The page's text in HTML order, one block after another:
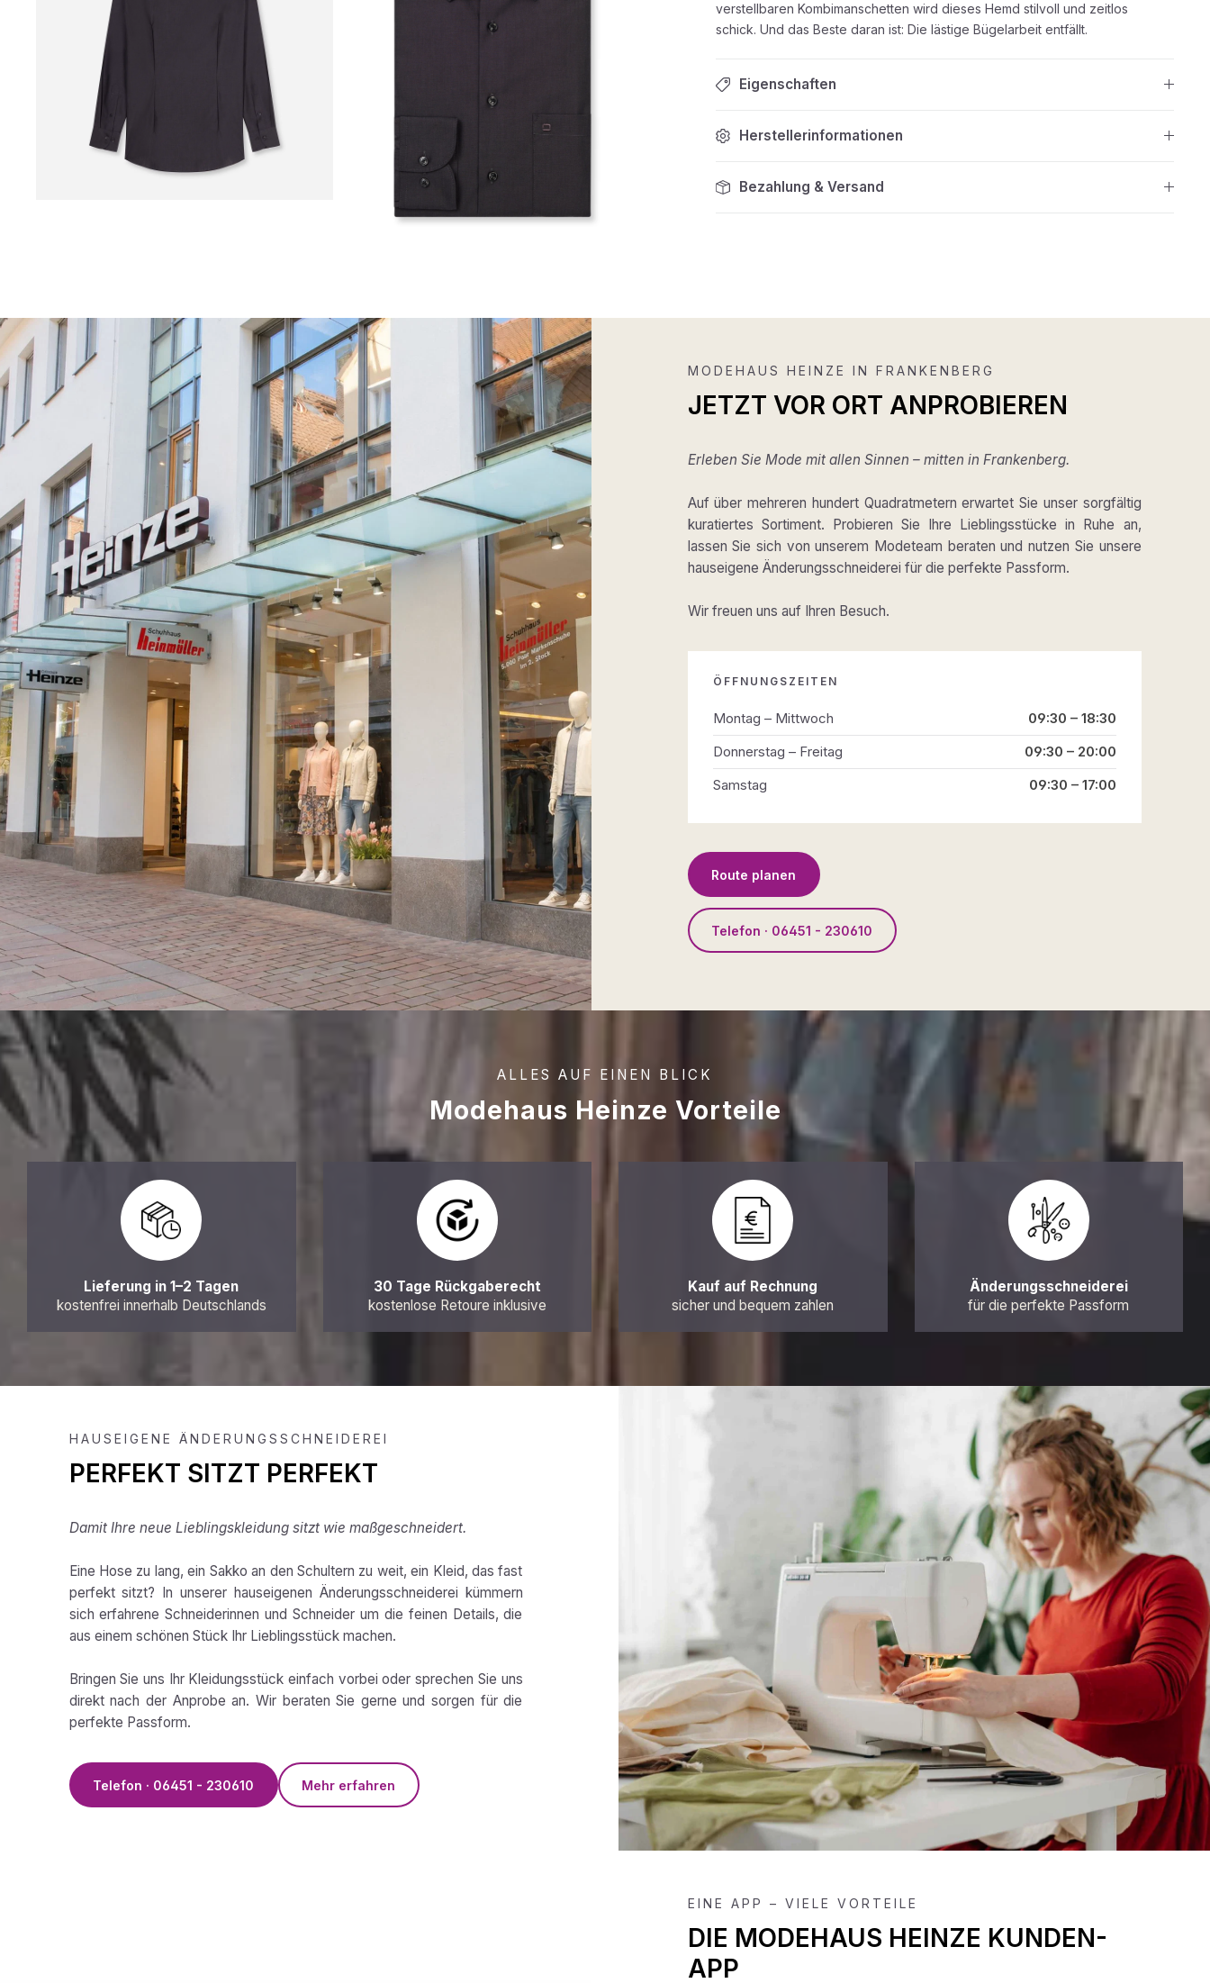
verstellbaren Kombimanschetten wird dieses Hemd stilvoll und zeitlos
schick. Und das Beste daran ist: Die lästige Bügelarbeit entfällt.
Eigenschaften
Herstellerinformationen
Bezahlung & Versand
MODEHAUS HEINZE IN FRANKENBERG
JETZT VOR ORT ANPROBIEREN
Erleben Sie Mode mit allen Sinnen – mitten in Frankenberg.
Auf über mehreren hundert Quadratmetern erwartet Sie unser sorgfältig
kuratiertes Sortiment. Probieren Sie Ihre Lieblingsstücke in Ruhe an,
lassen Sie sich von unserem Modeteam beraten und nutzen Sie unsere
hauseigene Änderungsschneiderei für die perfekte Passform.
Wir freuen uns auf Ihren Besuch.
ÖFFNUNGSZEITEN
Montag – Mittwoch
09:30 – 18:30
Donnerstag – Freitag
09:30 – 20:00
Samstag
09:30 – 17:00
Route planen
Telefon · 06451 - 230610
ALLES AUF EINEN BLICK
Modehaus Heinze Vorteile
Lieferung in 1–2 Tagen
kostenfrei innerhalb Deutschlands
30 Tage Rückgaberecht
kostenlose Retoure inklusive
Kauf auf Rechnung
sicher und bequem zahlen
Änderungsschneiderei
für die perfekte Passform
HAUSEIGENE ÄNDERUNGSSCHNEIDEREI
PERFEKT SITZT PERFEKT
Damit Ihre neue Lieblingskleidung sitzt wie maßgeschneidert.
Eine Hose zu lang, ein Sakko an den Schultern zu weit, ein Kleid, das fast
perfekt sitzt? In unserer hauseigenen Änderungsschneiderei kümmern
sich erfahrene Schneiderinnen und Schneider um die feinen Details, die
aus einem schönen Stück Ihr Lieblingsstück machen.
Bringen Sie uns Ihr Kleidungsstück einfach vorbei oder sprechen Sie uns
direkt nach der Anprobe an. Wir beraten Sie gerne und sorgen für die
perfekte Passform.
Telefon · 06451 - 230610 Mehr erfahren
EINE APP – VIELE VORTEILE
DIE MODEHAUS HEINZE KUNDEN-
APP